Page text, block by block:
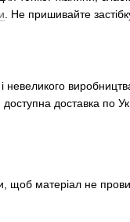
. Не пришивайте
доставка по
щоб матеріал не